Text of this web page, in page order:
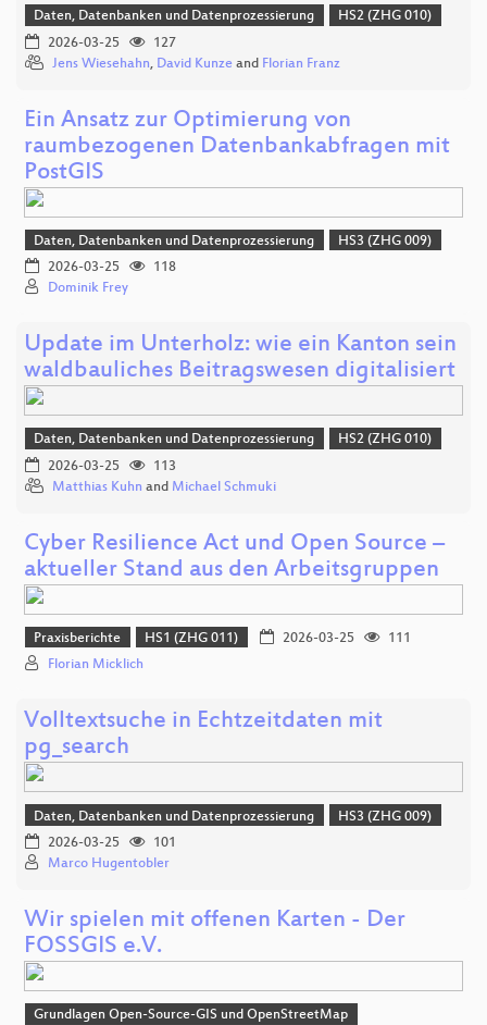
Daten, Datenbanken und Datenprozessierung
HS2 (ZHG 010)
2026-03-25
127
Jens Wiesehahn, David Kunze and Florian Franz
Ein Ansatz zur Optimierung von
raumbezogenen Datenbankabfragen mit
PostGIS
Daten, Datenbanken und Datenprozessierung
HS3 (ZHG 009)
2026-03-25
118
Dominik Frey
Update im Unterholz: wie ein Kanton sein
waldbauliches Beitragswesen digitalisiert
Daten, Datenbanken und Datenprozessierung
HS2 (ZHG 010)
2026-03-25
113
Matthias Kuhn and Michael Schmuki
Cyber Resilience Act und Open Source –
aktueller Stand aus den Arbeitsgruppen
Praxisberichte HS1 (ZHG 011) 2026-03-25
111
Florian Micklich
Volltextsuche in Echtzeitdaten mit
pg_search
Daten, Datenbanken und Datenprozessierung
HS3 (ZHG 009)
2026-03-25
101
Marco Hugentobler
Wir spielen mit offenen Karten - Der
FOSSGIS e.V.
Grundlagen Open-Source-GIS und OpenStreetMap